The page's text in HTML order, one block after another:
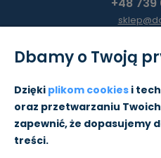
Dbamy o Twoją
Dzięki plikom cookies i
oraz przetwarzaniu
zapewnić, że dopasujemy
treści.